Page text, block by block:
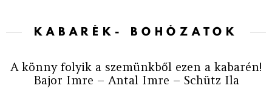
KABARÉK- BOHÓZATOK
A könny folyik a szemünkből ezen a kabarén!
Bajor Imre – Antal Imre – Schütz Ila